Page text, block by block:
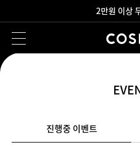
2만원 이상
새로워진 회원 혜
진행중 이벤트